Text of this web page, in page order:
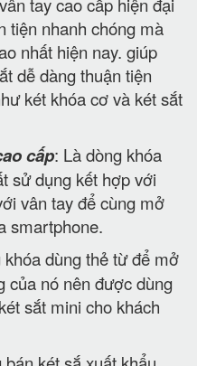
tiện nhanh chóng mà
nhất hiện nay. giúp
dễ dàng thuận tiện
két khóa cơ và két sắt
cấp: Là dòng khóa
sử dụng kết hợp với
vân tay để cùng mở
smartphone.
khóa dùng thẻ từ để mở
của nó nên được dùng
sắt mini cho khách